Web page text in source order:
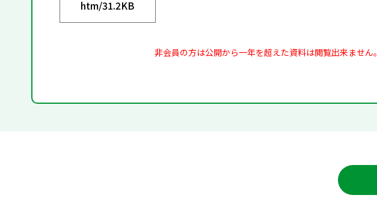
htm/31.2KB
非会員の方は公開から一年を超えた資料は閲覧出来ません。